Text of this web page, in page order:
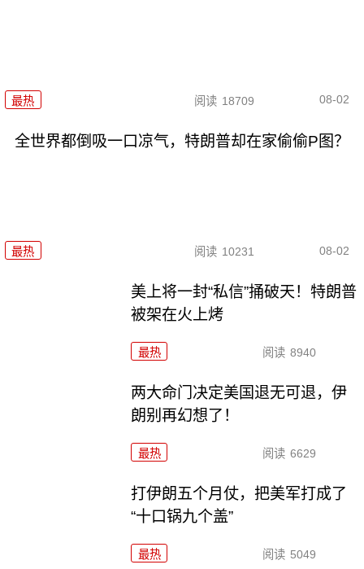
最热 阅读 18709 08-02
全世界都倒吸一口凉气，特朗普却在家偷偷P图？
最热 阅读 10231 08-02
美上将一封“私信”捅破天！特朗普
被架在火上烤
最热 阅读 8940
两大命门决定美国退无可退，伊
朗别再幻想了！
最热 阅读 6629
打伊朗五个月仗，把美军打成了
“十口锅九个盖”
最热 阅读 5049